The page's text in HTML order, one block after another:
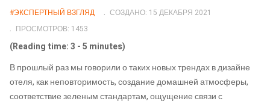
#ЭКСПЕРТНЫЙ ВЗГЛЯД
СОЗДАНО: 15 ДЕКАБРЯ 2021
ПРОСМОТРОВ: 1453
(Reading time: 3 - 5 minutes)
В прошлый раз мы говорили о таких новых трендах в дизайне
отеля, как неповторимость, создание домашней атмосферы,
соответствие зеленым стандартам, ощущение связи с